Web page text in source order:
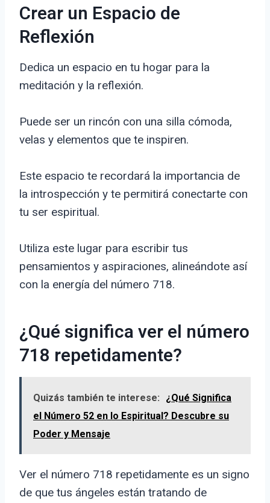
Crear un Espacio de
Reflexión
Dedica un espacio en tu hogar para la
meditación y la reflexión.
Puede ser un rincón con una silla cómoda,
velas y elementos que te inspiren.
Este espacio te recordará la importancia de
la introspección y te permitirá conectarte con
tu ser espiritual.
Utiliza este lugar para escribir tus
pensamientos y aspiraciones, alineándote así
con la energía del número 718.
¿Qué significa ver el número
718 repetidamente?
Quizás también te interese:
¿Qué Significa
el Número 52 en lo Espiritual? Descubre su
Poder y Mensaje
Ver el número 718 repetidamente es un signo
de que tus ángeles están tratando de